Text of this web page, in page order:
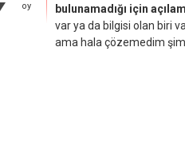
oy
bulunamadığı için
var ya da bilgisi olan biri
ama hala çözemedim